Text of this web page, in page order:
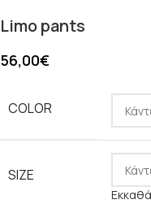
Limo pants
56,00€
COLOR
SIZE